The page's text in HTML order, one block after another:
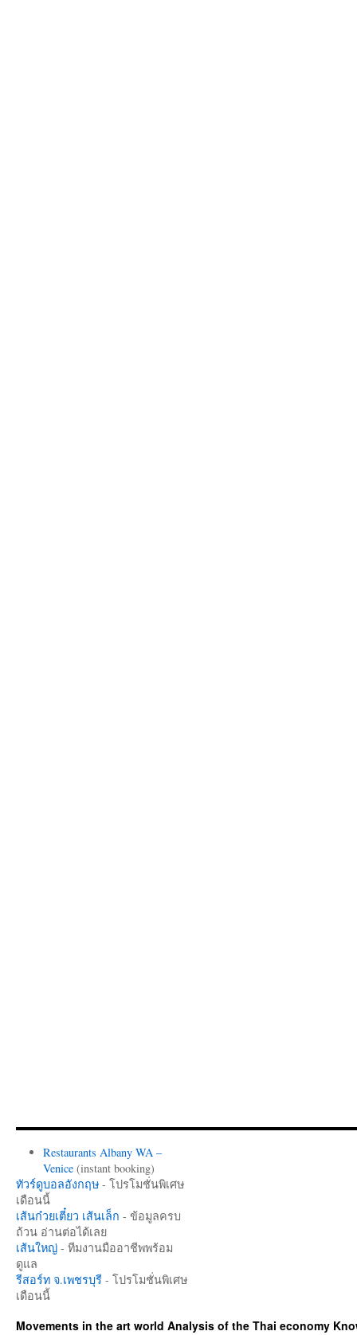
Restaurants Albany WA –
Venice(instant booking)
ทัวร์ดูบอลอังกฤษ - โปรโมชั่นพิเศษ
เดือนนี้
เส้นก๋วยเตี๋ยว เส้นเล็ก - ข้อมูลครบ
ถ้วน อ่านต่อได้เลย
เส้นใหญ่ - ทีมงานมืออาชีพพร้อม
ดูแล
รีสอร์ท จ.เพชรบุรี - โปรโมชั่นพิเศษ
เดือนนี้
Movements in the art world Analysis of the Thai economy